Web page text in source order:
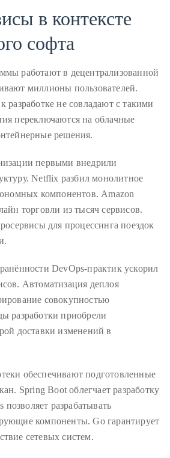
в контексте
софта
работают в децентрализованной
миллионы пользователей.
разработке не совладают с такими
переключаются на облачные
решения.
первыми внедрили
Netflix разбил монолитное
компонентов. Amazon
торговли из тысяч сервисов.
для процессинга поездок
DevOps-практик ускорил
Автоматизация деплоя
совокупностью
разработки приобрели
доставки изменений в
обеспечивают подготовленные
Spring Boot облегчает разработку
позволяет разрабатывать
компоненты. Go гарантирует
сетевых систем.